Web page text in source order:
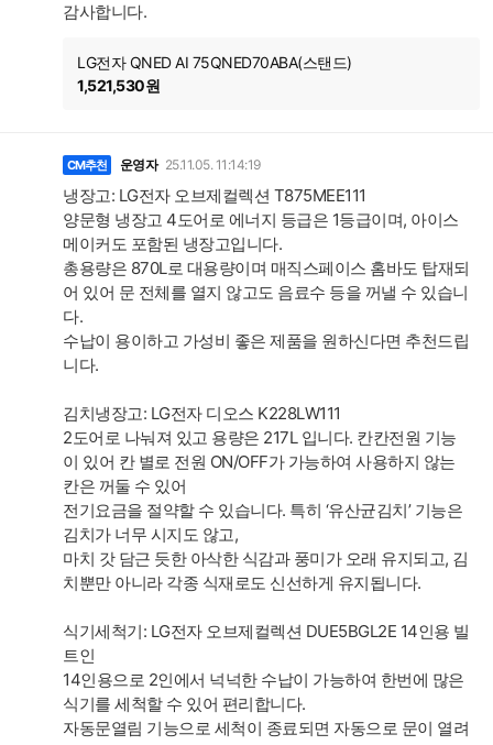
감사합니다.
LG전자 QNED AI 75QNED70ABA(스탠드)
1,521,530원
CM추천 운영자 25.11.05. 11:14:19
냉장고: LG전자 오브제컬렉션 T875MEE111
양문형 냉장고 4도어로 에너지 등급은 1등급이며, 아이스
메이커도 포함된 냉장고입니다.
총용량은 870L로 대용량이며 매직스페이스 홈바도 탑재되
어 있어 문 전체를 열지 않고도 음료수 등을 꺼낼 수 있습니
다.
수납이 용이하고 가성비 좋은 제품을 원하신다면 추천드립
니다.
김치냉장고: LG전자 디오스 K228LW111
2도어로 나눠져 있고 용량은 217L 입니다. 칸칸전원 기능
이 있어 칸 별로 전원 ON/OFF가 가능하여 사용하지 않는
칸은 꺼둘 수 있어
전기요금을 절약할 수 있습니다. 특히 ‘유산균김치’ 기능은
김치가 너무 시지도 않고,
마치 갓 담근 듯한 아삭한 식감과 풍미가 오래 유지되고, 김
치뿐만 아니라 각종 식재로도 신선하게 유지됩니다.
식기세척기: LG전자 오브제컬렉션 DUE5BGL2E 14인용 빌
트인
14인용으로 2인에서 넉넉한 수납이 가능하여 한번에 많은
식기를 세척할 수 있어 편리합니다.
자동문열림 기능으로 세척이 종료되면 자동으로 문이 열려